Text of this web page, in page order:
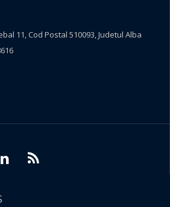
11, Cod Postal 510093, Judetul Alba